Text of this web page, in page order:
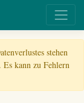
stehen
kann zu Fehlern